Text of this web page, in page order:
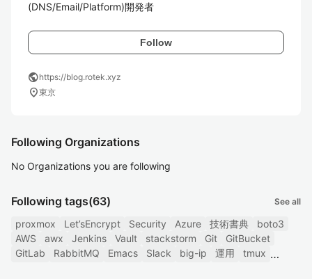
(DNS/Email/Platform)開発者
Follow
publichttps://blog.rotek.xyz
location_on東京
Following Organizations
No Organizations you are following
Following tags(63) See all
proxmox Let’sEncrypt Security Azure 技術書典
boto3
AWS
awx Jenkins Vault stackstorm Git
GitBucket
GitLab
RabbitMQ Emacs Slack big-ip 運用 tmux